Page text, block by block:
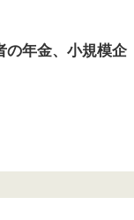
の年金、小規模企